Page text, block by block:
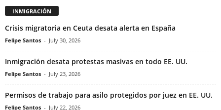
INMIGRACIÓN
Crisis migratoria en Ceuta desata alerta en España
Felipe Santos - July 30, 2026
Inmigración desata protestas masivas en todo EE. UU.
Felipe Santos - July 23, 2026
Permisos de trabajo para asilo protegidos por juez en EE. UU.
Felipe Santos - July 22, 2026